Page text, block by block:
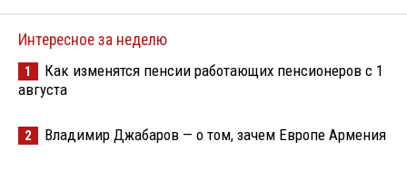
Интересное за неделю
1
Как изменятся пенсии работающих пенсионеров с 1
августа
2 Владимир Джабаров — о том, зачем Европе Армения